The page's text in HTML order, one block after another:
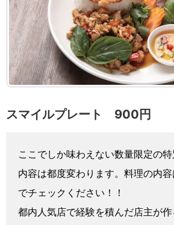
スマイルプレート 900円
ここでしか味わえない数量限定の
内容は都度変わります。料理の内
でチェックください！！
都内人気店で経験を積んだ店主が